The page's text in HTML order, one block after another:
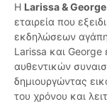
Η Larissa &
εταιρεία που
εκδηλώσεων
Larissa και
αυθεντικών
δημιουργώντας
του χρόνου και